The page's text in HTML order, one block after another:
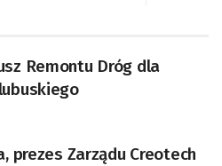
Remontu Dróg dla
prezes Zarządu Creotech